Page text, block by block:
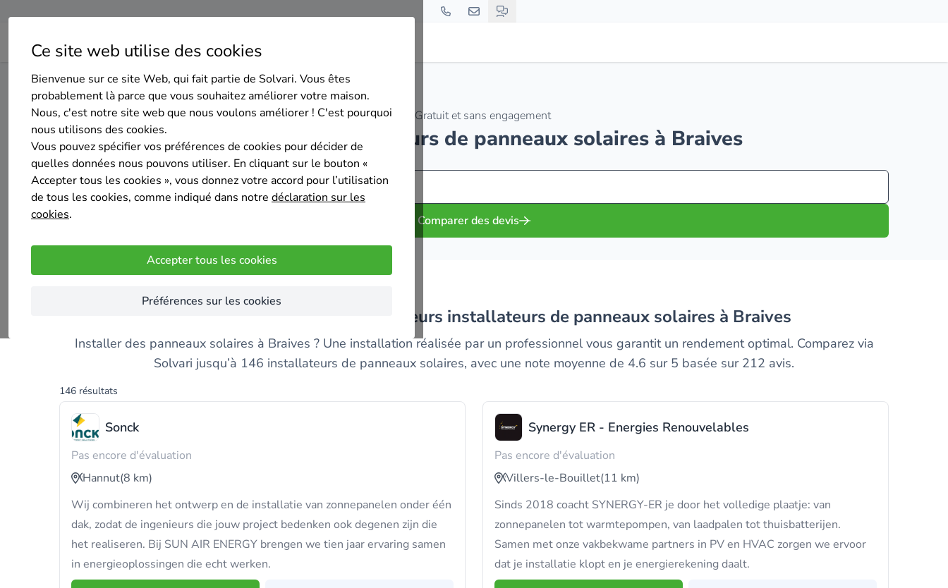
Ce site web utilise des cookies
Bienvenue sur ce site Web, qui fait partie de Solvari. Vous êtes
probablement là parce que vous souhaitez améliorer votre maison.
Nous, c'est notre site web que nous voulons améliorer ! C'est pourquoi
nous utilisons des cookies.
Vous pouvez spécifier vos préférences de cookies pour décider de
quelles données nous pouvons utiliser. En cliquant sur le bouton «
Accepter tous les cookies », vous donnez votre accord pour l’utilisation
de tous les cookies, comme indiqué dans notre déclaration sur les
cookies.
Accepter tous les cookies
Préférences sur les cookies
Home Panneaux solaires Liège Braives
Gratuit et sans engagement
Top 20 des installateurs de panneaux solaires à Braives
Comparer des devis
Découvrez et comparez les meilleurs installateurs de panneaux solaires à Braives
Installer des panneaux solaires à Braives ? Une installation réalisée par un professionnel vous garantit un rendement optimal. Comparez via
Solvari jusqu’à 146 installateurs de panneaux solaires, avec une note moyenne de 4.6 sur 5 basée sur 212 avis.
146 résultats
Sonck
Pas encore d'évaluation
Hannut(8 km)
Wij combineren het ontwerp en de installatie van zonnepanelen onder één
dak, zodat de ingenieurs die jouw project bedenken ook degenen zijn die
het realiseren. Bij SUN AIR ENERGY brengen we tien jaar ervaring samen
in energieoplossingen die echt werken.
Synergy ER - Energies Renouvelables
Pas encore d'évaluation
Villers-le-Bouillet(11 km)
Sinds 2018 coacht SYNERGY-ER je door het volledige plaatje: van
zonnepanelen tot warmtepompen, van laadpalen tot thuisbatterijen.
Samen met onze vakbekwame partners in PV en HVAC zorgen we ervoor
dat je installatie klopt en je energierekening daalt.